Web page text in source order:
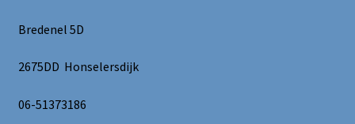
Bredenel 5D
2675DD Honselersdijk
06-51373186